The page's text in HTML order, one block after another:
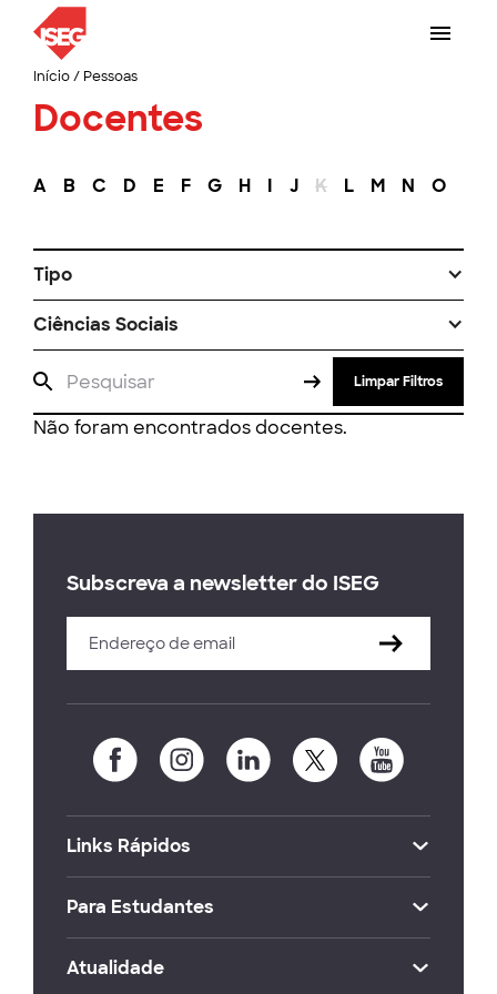
Início/ Pessoas
Docentes
A B C D E F G H I J K L M N O
Tipo
Ciências Sociais
Limpar Filtros
Não foram encontrados docentes.
Subscreva a newsletter do ISEG
Links Rápidos
Para Estudantes
Atualidade